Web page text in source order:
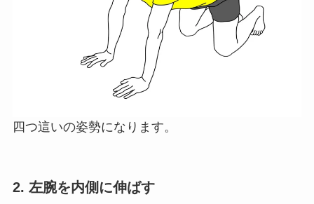
四つ這いの姿勢になります。
2. 左腕を内側に伸ばす